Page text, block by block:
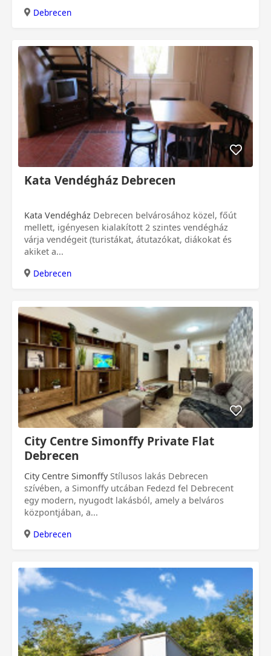
Debrecen
Kata Vendégház Debrecen
Kata Vendégház
mellett, igényesen kialakított 2 szintes vendégház
várja vendégeit (turistákat, átutazókat, diákokat és
akiket a...
Debrecen
City Centre Simonffy Private Flat
Debrecen
City Centre SimonffyStílusos lakás Debrecen
szívében, a Simonffy utcában Fedezd fel Debrecent
egy modern, nyugodt lakásból, amely a belváros
központjában, a...
Debrecen